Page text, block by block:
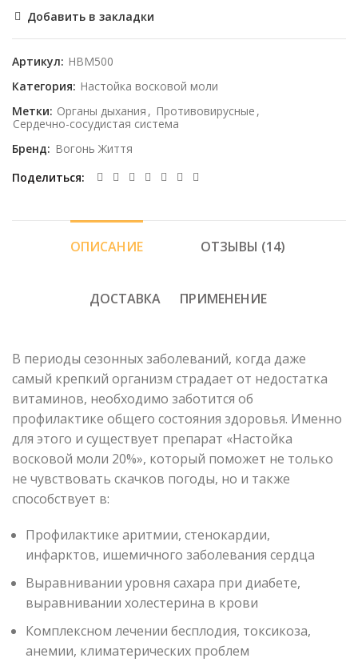
Добавить в закладки
Артикул: НВМ500
Категория: Настойка восковой моли
Метки: Органы дыхания , Противовирусные ,
Сердечно-сосудистая система
Бренд: Вогонь Життя
Поделиться
ОПИСАНИЕ ОТЗЫВЫ (14)
ДОСТАВКА ПРИМЕНЕНИЕ
В периоды сезонных заболеваний, когда даже
самый крепкий организм страдает от недостатка
витаминов, необходимо заботится об
профилактике общего состояния здоровья. Именно
для этого и существует препарат «Настойка
восковой моли 20%», который поможет не только
не чувствовать скачков погоды, но и также
способствует в:
Профилактике аритмии, стенокардии,
инфарктов, ишемичного заболевания сердца
Выравнивании уровня сахара при диабете,
выравнивании холестерина в крови
Комплексном лечении бесплодия, токсикоза,
анемии, климатерических проблем